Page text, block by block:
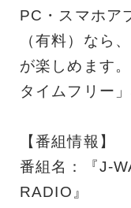
PC・スマホア
（有料）なら
が楽しめます
タイムフリー
【番組情報】
番組名：『J-
RADIO』